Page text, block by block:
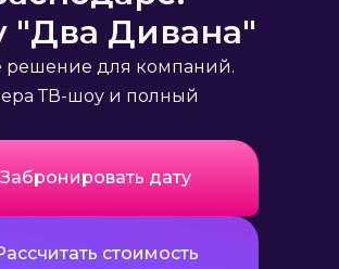
"Два Дивана"
решение для компаний.
ТВ-шоу и полный
Забронировать дату
стоимость